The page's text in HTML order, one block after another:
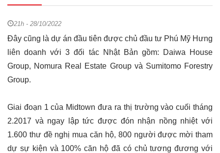
21h - 28/10/2022
Đây cũng là dự án đầu tiên được chủ đầu tư Phú Mỹ Hưng
liên doanh với 3 đối tác Nhật Bản gồm: Daiwa House
Group, Nomura Real Estate Group và Sumitomo Forestry
Group.
Giai đoạn 1 của Midtown đưa ra thị trường vào cuối tháng
2.2017 và ngay lập tức được đón nhận nồng nhiệt với
1.600 thư đề nghị mua căn hộ, 800 người được mời tham
dự sự kiện và 100% căn hộ đã có chủ tương đương với